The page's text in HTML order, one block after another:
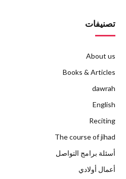
تصنيفات
About us
Books & Articles
dawrah
English
Reciting
The course of jihad
أسئلة برامج التواصل
أعمال أولادي